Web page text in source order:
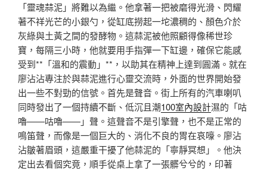
「靈魂蒜泥」將難以為繼。他拿著一把被磨得光滑、閃耀
著不祥光芒的小銀勺，從缸底撈起一坨濃稠的、顏色介於
灰綠與土黃之間的發酵物。這蒜泥被他照顧得像稀世珍
寶，每隔三小時，他就要用手指彈一下缸邊，確保它能感
受到**「溫和的震動」**，以助其在精神上達到圓滿。就在
廖沾沾專注於與蒜泥進行心靈交流時，外面的世界開始發
出一些不對勁的信號。首先是聲音。街上所有的汽車喇叭
同時發出了一個持續不斷、低沉且潮100室內設計濕的「咕
嚕——咕嚕——」聲。這聲音不是引擎聲，也不是正常的
鳴笛聲，而像是一個巨大的、消化不良的胃在哀嚎。廖沾
沾皺著眉頭，這嚴重干擾了他蒜泥的「寧靜冥想」。他決
定出去看個究竟，順手從桌上拿了一張髒兮兮的，印著